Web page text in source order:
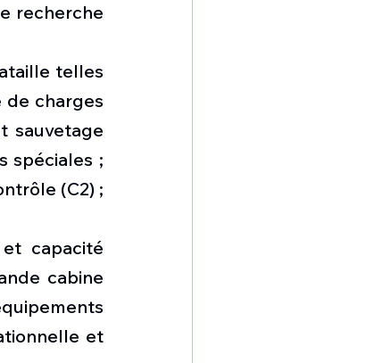
recherche
telles
charges
sauvetage
spéciales ;
(C2) ;
capacité
cabine
et